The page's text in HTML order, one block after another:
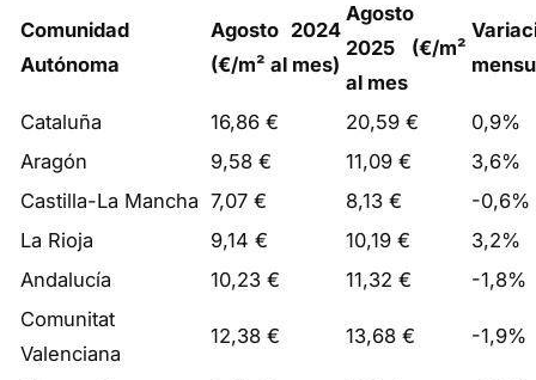
Comunidad
Autónoma
Agosto 2024
(€/m² al mes)
Agosto
2025
(€/m²
al mes
Cataluña 16,86 € 20,59 €
0,9%
Aragón
9,58 € 11,09 €
3,6%
Castilla-La Mancha 7,07 € 8,13 €
-0,6%
La Rioja
9,14 € 10,19 €
3,2%
Andalucía
10,23 € 11,32 €
-1,8%
Comunitat
Valenciana
12,38 € 13,68 € -1,9%